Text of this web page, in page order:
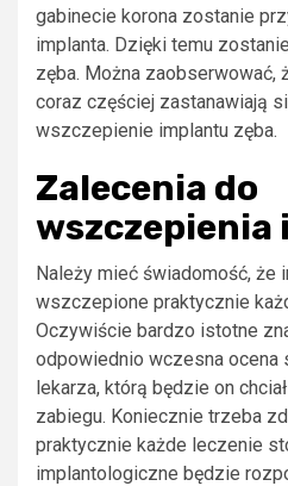
gabinecie korona zostanie
implanta. Dzięki temu
zęba. Można zaobserwować,
coraz częściej zastanawiają
wszczepienie implantu zęba.
Zalecenia do
Należy mieć świadomość, że
wszczepione praktycznie
Oczywiście bardzo istotne
odpowiednio wczesna ocena
lekarza, którą będzie on
zabiegu. Koniecznie trzeba
praktycznie każde leczenie
implantologiczne będzie